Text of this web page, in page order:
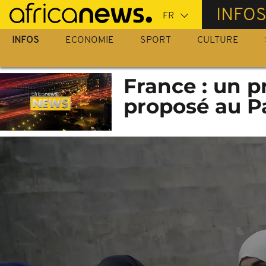
Passer
au
contenu
INFOS
INFOS ECONOMIE SPORT CULTURE
France : un
proposé au